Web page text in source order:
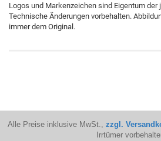
Logos und Markenzeichen sind Eigentum der
Technische Änderungen vorbehalten.
immer dem Original.
Alle Preise inklusive MwSt., zzgl.
Irrtümer